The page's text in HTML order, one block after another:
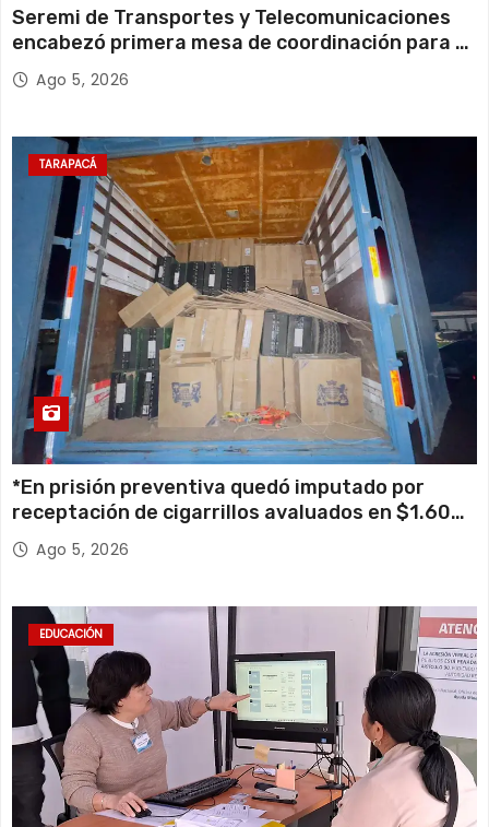
Seremi de Transportes y Telecomunicaciones
encabezó primera mesa de coordinación para el
retiro de cables en desuso en Iquique
Ago 5, 2026
TARAPACÁ
*En prisión preventiva quedó imputado por
receptación de cigarrillos avaluados en $1.600
millones*
Ago 5, 2026
EDUCACIÓN